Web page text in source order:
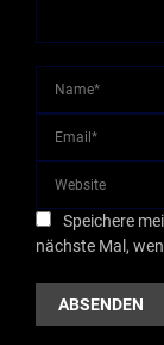
Speichere
nächste Mal,